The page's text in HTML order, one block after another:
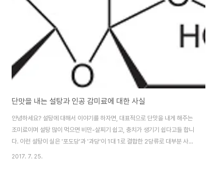
단맛을 내는 설탕과 인공 감미료에 대한 사실
안녕하세요? 설탕에 대해서 이야기를 하자면, 대표적으로 단맛을 내게 해주는
조미료이며 설탕 많이 먹으면 비만-살찌기 쉽고, 충치가 생기기 쉽다고들 합니
다. 이런 설탕이 실은 '포도당'과 '과당'이 1대 1로 결합한 2당류로 대부분 사탕
수수나 사탕무에서 얻을 수 있다고 합니다. 헬스 조선 2017년 7월호에 있는
2017. 7. 25.